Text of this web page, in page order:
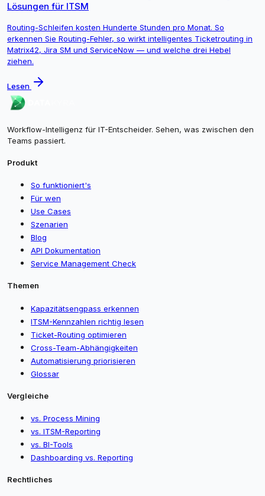
Lösungen für ITSM
Routing-Schleifen kosten Hunderte Stunden pro Monat. So
erkennen Sie Routing-Fehler, so wirkt intelligentes Ticketrouting in
Matrix42, Jira SM und ServiceNow — und welche drei Hebel
ziehen.
Lesen
Workflow-Intelligenz für IT-Entscheider. Sehen, was zwischen den
Teams passiert.
Produkt
So funktioniert's
Für wen
Use Cases
Szenarien
Blog
API Dokumentation
Service Management Check
Themen
Kapazitätsengpass erkennen
ITSM-Kennzahlen richtig lesen
Ticket-Routing optimieren
Cross-Team-Abhängigkeiten
Automatisierung priorisieren
Glossar
Vergleiche
vs. Process Mining
vs. ITSM-Reporting
vs. BI-Tools
Dashboarding vs. Reporting
Rechtliches